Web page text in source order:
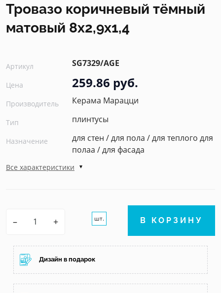
Тровазо коричневый тёмный
матовый 8x2,9x1,4
Артикул SG7329/AGE
Цена 259.86 руб.
Производитель Керама Марацци
Тип плинтусы
Назначение
для стен / для пола / для теплого для
полаа / для фасада
Все характеристики
– + шт. В КОРЗИНУ
Дизайн в подарок